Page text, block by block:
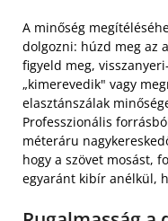
A minőség
dolgozni: húzd meg az
figyeld meg,
„kimerevedik" vagy
elasztánszálak
Professzionális
méteráru
hogy a szövet mosást,
egyaránt kibír anélkül,